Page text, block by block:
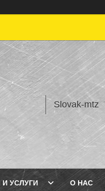
Slovak-mtz
УСЛУГИ О НАС